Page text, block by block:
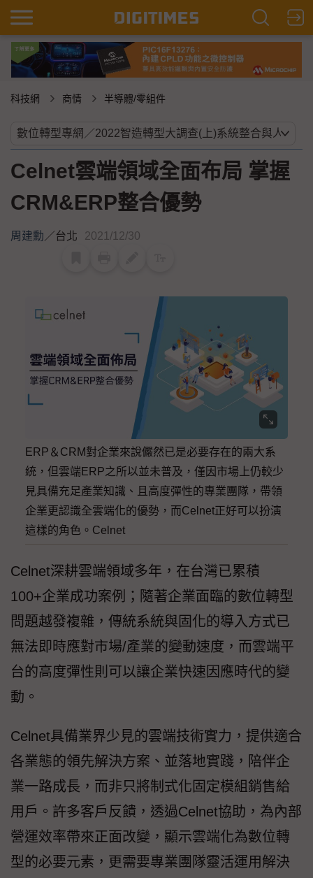
科技網 商情 半導體/零組件
Celnet雲端領域全面布局 掌握
CRM&ERP整合優勢
周建勳／台北 2021/12/30
ERP＆CRM對企業來說儼然已是必要存在的兩大系
統，但雲端ERP之所以並未普及，僅因市場上仍較少
見具備充足產業知識、且高度彈性的專業團隊，帶領
企業更認識全雲端化的優勢，而Celnet正好可以扮演
這樣的角色。Celnet
Celnet深耕雲端領域多年，在台灣已累積
100+企業成功案例；隨著企業面臨的數位轉型
問題越發複雜，傳統系統與固化的導入方式已
無法即時應對市場/產業的變動速度，而雲端平
台的高度彈性則可以讓企業快速因應時代的變
動。
Celnet具備業界少見的雲端技術實力，提供適合
各業態的領先解決方案、並落地實踐，陪伴企
業一路成長，而非只將制式化固定模組銷售給
用戶。許多客戶反饋，透過Celnet協助，為內部
營運效率帶來正面改變，顯示雲端化為數位轉
型的必要元素，更需要專業團隊靈活運用解決